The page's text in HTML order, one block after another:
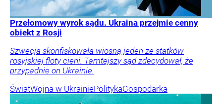
Przełomowy wyrok sądu. Ukraina przejmie cenny
obiekt z Rosji
Szwecja skonfiskowała wiosną jeden ze statków
rosyjskiej floty cieni. Tamtejszy sąd zdecydował, że
przypadnie on Ukrainie.
ŚwiatWojna w UkrainiePolitykaGospodarka